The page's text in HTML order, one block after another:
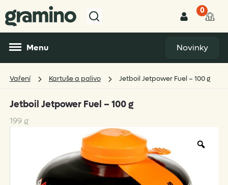
0
Menu Novinky
Vaření Kartuše a palivo Jetboil Jetpower Fuel – 100 g
Jetboil Jetpower Fuel – 100 g
199 g